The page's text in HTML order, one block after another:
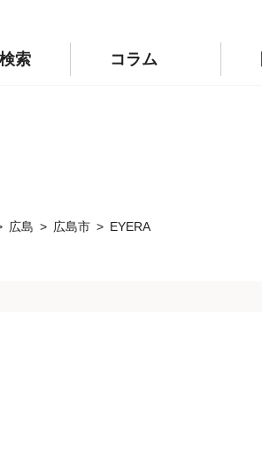
public_html/wp-config.php
索 コラム
広島 広島市 EYERA